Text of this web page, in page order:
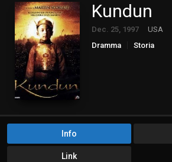
Kundun
Dec. 25, 1997 USA
Dramma
Storia
Info
Link